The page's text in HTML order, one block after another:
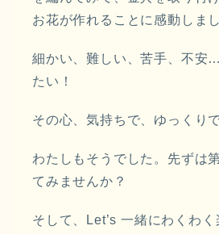
お花が作れることに感動しまし
細かい、難しい、苦手、不安
たい！
その心、気持ちで、ゆっくり
わたしもそうでした。先ずは
てみませんか？
そして、Let’s 一緒にわくわ